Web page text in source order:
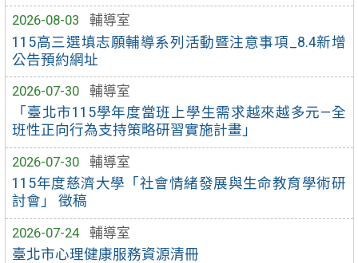
2026-08-03
輔導室
115高三選填志願輔導系列活動暨注意事項_8.4新增
公告預約網址
2026-07-30
輔導室
「臺北市115學年度當班上學生需求越來越多元—全
班性正向行為支持策略研習實施計畫」
2026-07-30
輔導室
115年度慈濟大學「社會情緒發展與生命教育學術研
討會」 徵稿
2026-07-24
輔導室
臺北市心理健康服務資源清冊